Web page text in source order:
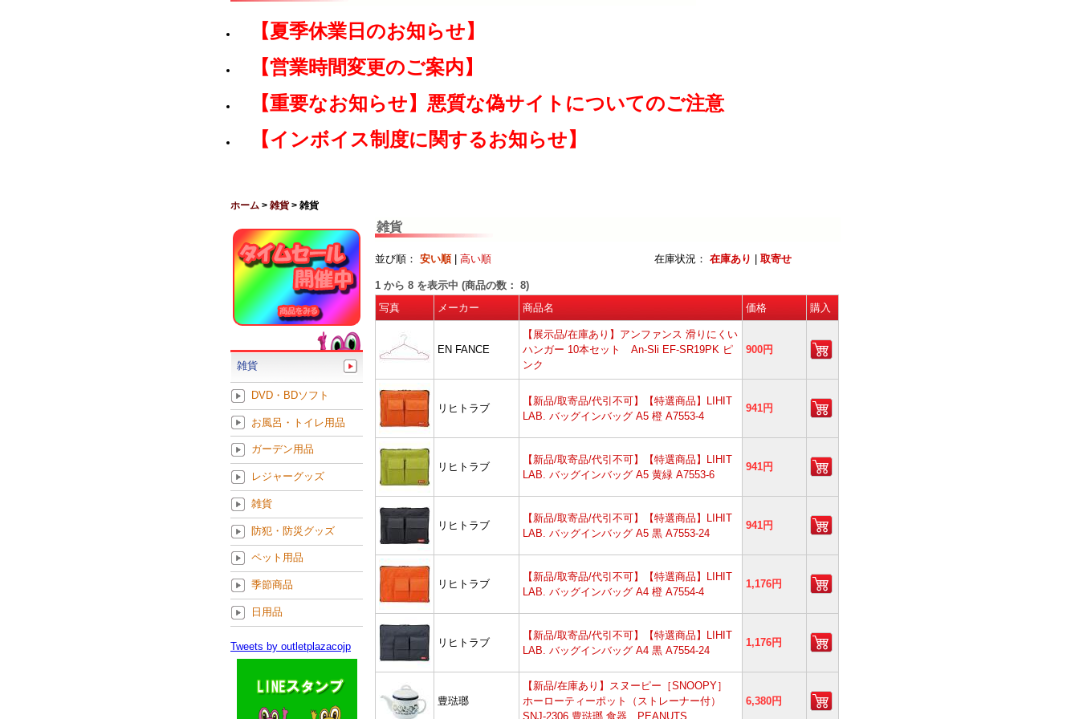
【夏季休業日のお知らせ】
【営業時間変更のご案内】
【重要なお知らせ】悪質な偽サイトについてのご注意
【インボイス制度に関するお知らせ】
ホーム > 雑貨> 雑貨
雑貨
並び順： 安い順| 高い順 在庫状況： 在庫あり 取寄せ
1 から 8 を表示中 (商品の数： 8)
写真
メーカー 商品名 価格 購入
EN FANCE
【展示品/在庫あり】アンファンス 滑りにくい
ハンガー 10本セット An-Sli EF-SR19PK ピ
ンク
900円
リヒトラブ
【新品/取寄品/代引不可】【特選商品】LIHIT
LAB. バッグインバッグ A5 橙 A7553-4
941円
リヒトラブ
【新品/取寄品/代引不可】【特選商品】LIHIT
LAB. バッグインバッグ A5 黄緑 A7553-6
941円
リヒトラブ
【新品/取寄品/代引不可】【特選商品】LIHIT
LAB. バッグインバッグ A5 黒 A7553-24
941円
リヒトラブ
【新品/取寄品/代引不可】【特選商品】LIHIT
LAB. バッグインバッグ A4 橙 A7554-4
1,176円
リヒトラブ
【新品/取寄品/代引不可】【特選商品】LIHIT
LAB. バッグインバッグ A4 黒 A7554-24
1,176円
豊琺瑯
【新品/在庫あり】スヌーピー［SNOOPY］
ホーローティーポット（ストレーナー付）
SNJ-2306 豊琺瑯 食器 PEANUTS
6,380円
雑貨
DVD・BDソフト
お風呂・トイレ用品
ガーデン用品
レジャーグッズ
雑貨
防犯・防災グッズ
ペット用品
季節商品
日用品
Tweets by outletplazacojp